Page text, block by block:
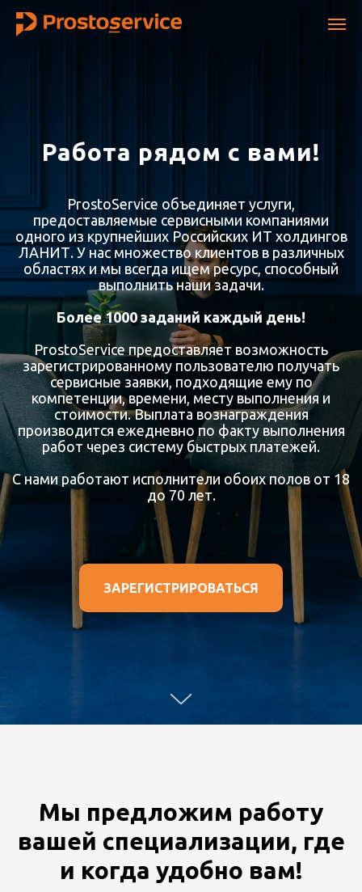
Работа рядом с вами!
ProstoService объединяет услуги,
предоставляемые сервисными компаниями
одного из крупнейших Российских ИТ холдингов
ЛАНИТ. У нас множество клиентов в различных
областях и мы всегда ищем ресурс, способный
выполнить наши задачи.
Более 1000 заданий каждый день!
ProstoService предоставляет возможность
зарегистрированному пользователю получать
сервисные заявки, подходящие ему по
компетенции, времени, месту выполнения и
стоимости. Выплата вознаграждения
производится ежедневно по факту выполнения
работ через систему быстрых платежей.
С нами работают исполнители обоих полов от 18
до 70 лет.
ЗАРЕГИСТРИРОВАТЬСЯ
Мы предложим работу
вашей специализации, где
и когда удобно вам!